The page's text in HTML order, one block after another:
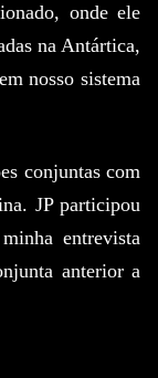
onde ele
na Antártica,
nosso sistema
conjuntas com
JP participou
entrevista
anterior a